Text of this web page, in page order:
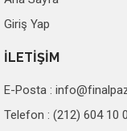
Giriş Yap
İLETİŞİM
E-Posta :
Telefon : (212) 604 10